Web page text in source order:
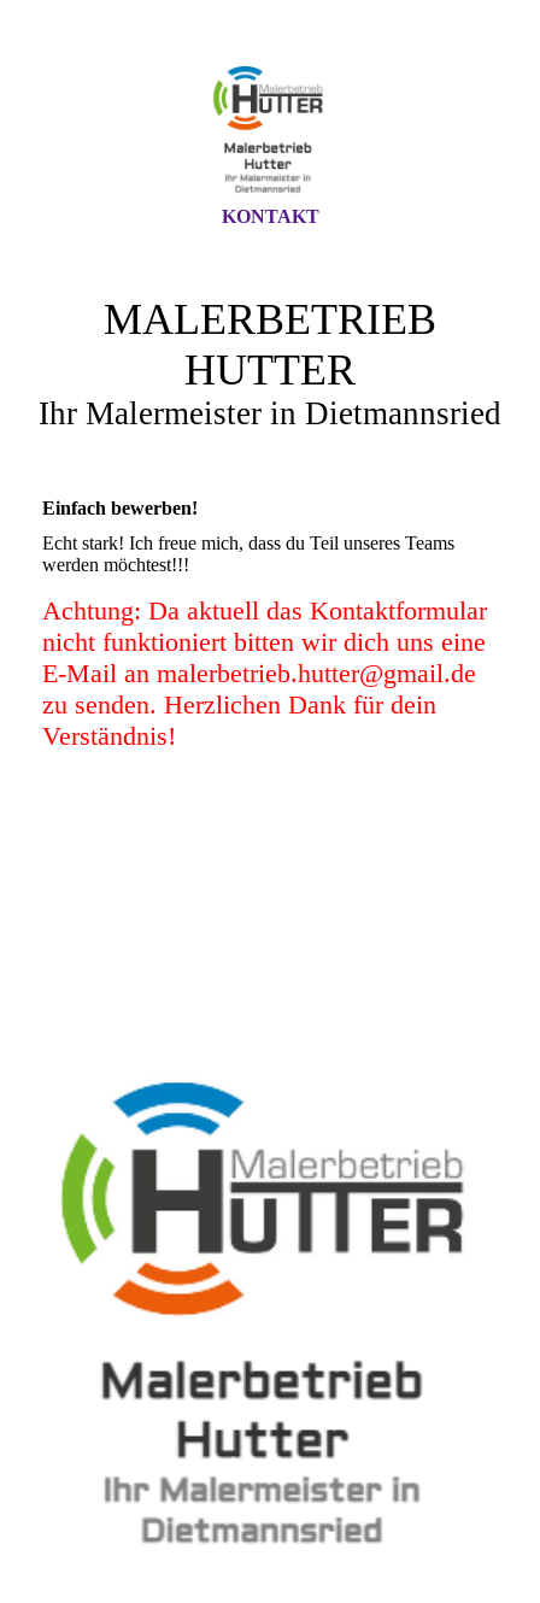
KONTAKT
MALERBETRIEB
HUTTER
Ihr Malermeister in Dietmannsried
Einfach bewerben!
Echt stark! Ich freue mich, dass du Teil unseres Teams
werden möchtest!!!
Achtung: Da aktuell das Kontaktformular
nicht funktioniert bitten wir dich uns eine
E-Mail an malerbetrieb.hutter@gmail.de
zu senden. Herzlichen Dank für dein
Verständnis!